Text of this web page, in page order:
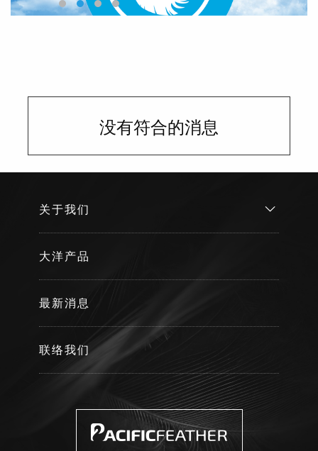
没有符合的消息
关于我们
大洋产品
最新消息
联络我们